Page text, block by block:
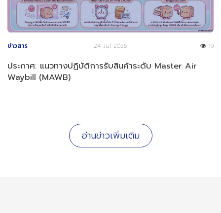
ข่าวสาร 24 Jul 2026 19
ประกาศ: แนวทางปฏิบัติการรับสินค้าระดับ Master Air
Waybill (MAWB)
อ่านข่าวเพิ่มเติม